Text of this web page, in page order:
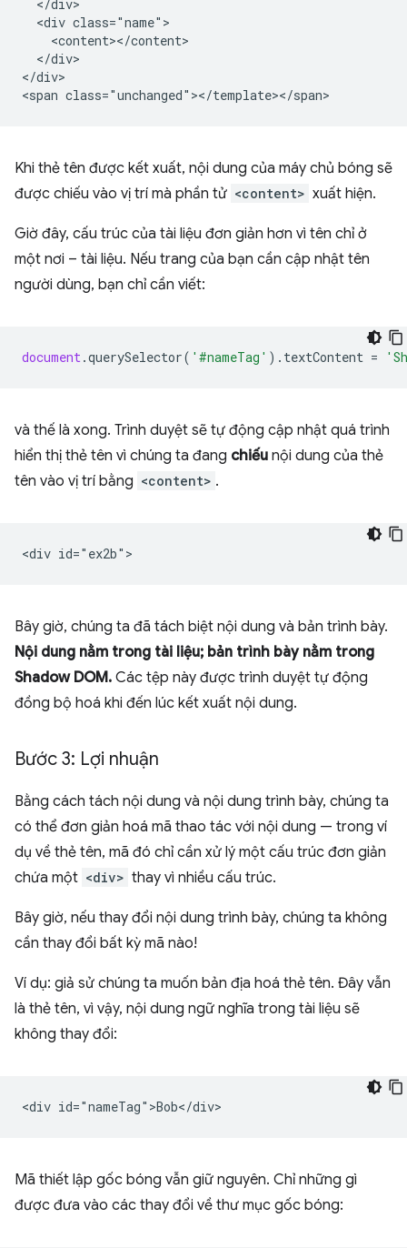
  </div>
  <div class="name">
    <content></content>
  </div>
</div>
Khi thẻ tên được kết xuất, nội dung của máy chủ bóng sẽ
được chiếu vào vị trí mà phần tử <content> xuất hiện.
Giờ đây, cấu trúc của tài liệu đơn giản hơn vì tên chỉ ở
một nơi – tài liệu. Nếu trang của bạn cần cập nhật tên
người dùng, bạn chỉ cần viết:
document.querySelector( '#nameTag' ). textContent =
và thế là xong. Trình duyệt sẽ tự động cập nhật quá trình
hiển thị thẻ tên vì chúng ta đang chiếu nội dung của thẻ
tên vào vị trí bằng <content> .
Bây giờ, chúng ta đã tách biệt nội dung và bản trình bày.
Nội dung nằm trong tài liệu; bản trình bày nằm trong
Shadow DOM. Các tệp này được trình duyệt tự động
đồng bộ hoá khi đến lúc kết xuất nội dung.
Bước 3: Lợi nhuận
Bằng cách tách nội dung và nội dung trình bày, chúng ta
có thể đơn giản hoá mã thao tác với nội dung — trong ví
dụ về thẻ tên, mã đó chỉ cần xử lý một cấu trúc đơn giản
chứa một <div> thay vì nhiều cấu trúc.
Bây giờ, nếu thay đổi nội dung trình bày, chúng ta không
cần thay đổi bất kỳ mã nào!
Ví dụ: giả sử chúng ta muốn bản địa hoá thẻ tên. Đây vẫn
là thẻ tên, vì vậy, nội dung ngữ nghĩa trong tài liệu sẽ
không thay đổi:
Mã thiết lập gốc bóng vẫn giữ nguyên. Chỉ những gì
được đưa vào các thay đổi về thư mục gốc bóng: